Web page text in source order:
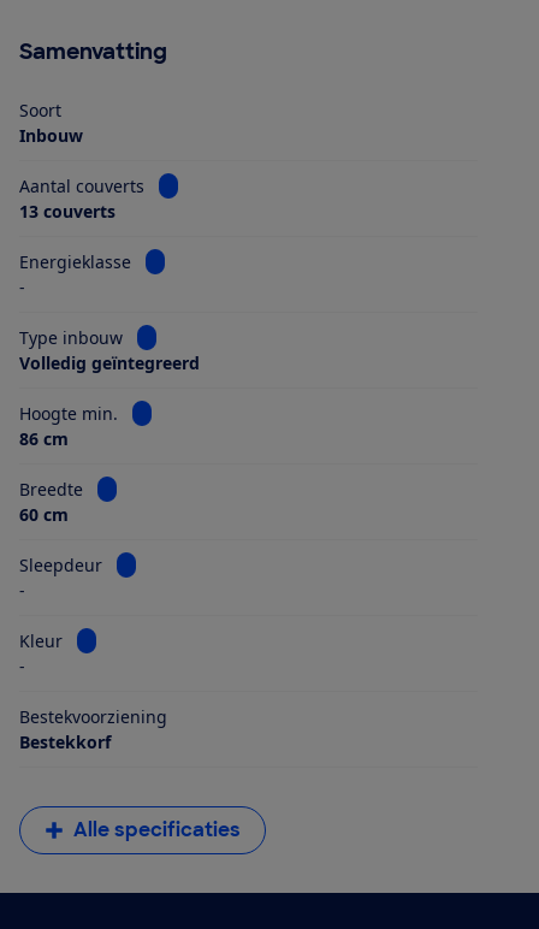
Samenvatting
Soort
Inbouw
Aantal couverts
Bekijk informatie voor Aantal couverts
13 couverts
Energieklasse
Bekijk informatie voor Energieklasse
-
Type inbouw
Bekijk informatie voor Type inbouw
Volledig geïntegreerd
Hoogte min.
Bekijk informatie voor Hoogte min.
86 cm
Breedte
Bekijk informatie voor Breedte
60 cm
Sleepdeur
Bekijk informatie voor Sleepdeur
-
Kleur
Bekijk informatie voor Kleur
-
Bestekvoorziening
Bestekkorf
Alle specificaties